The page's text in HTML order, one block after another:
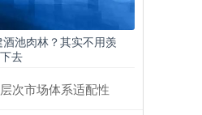
池肉林？其实不用羡
去
次市场体系适配性